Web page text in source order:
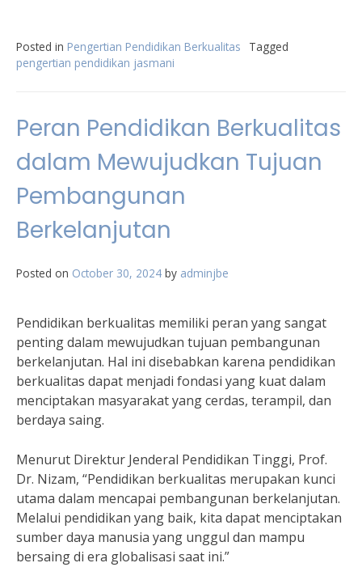
Posted in Pengertian Pendidikan Berkualitas
Tagged
pengertian pendidikan jasmani
Peran Pendidikan Berkualitas
dalam Mewujudkan Tujuan
Pembangunan
Berkelanjutan
Posted on October 30, 2024 by adminjbe
Pendidikan berkualitas memiliki peran yang sangat
penting dalam mewujudkan tujuan pembangunan
berkelanjutan. Hal ini disebabkan karena pendidikan
berkualitas dapat menjadi fondasi yang kuat dalam
menciptakan masyarakat yang cerdas, terampil, dan
berdaya saing.
Menurut Direktur Jenderal Pendidikan Tinggi, Prof.
Dr. Nizam, “Pendidikan berkualitas merupakan kunci
utama dalam mencapai pembangunan berkelanjutan.
Melalui pendidikan yang baik, kita dapat menciptakan
sumber daya manusia yang unggul dan mampu
bersaing di era globalisasi saat ini.”